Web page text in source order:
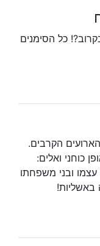
כל הסימנים
הקרבים.
כוחני ואלים:
עצמו ובני משפחתו
באשליות!